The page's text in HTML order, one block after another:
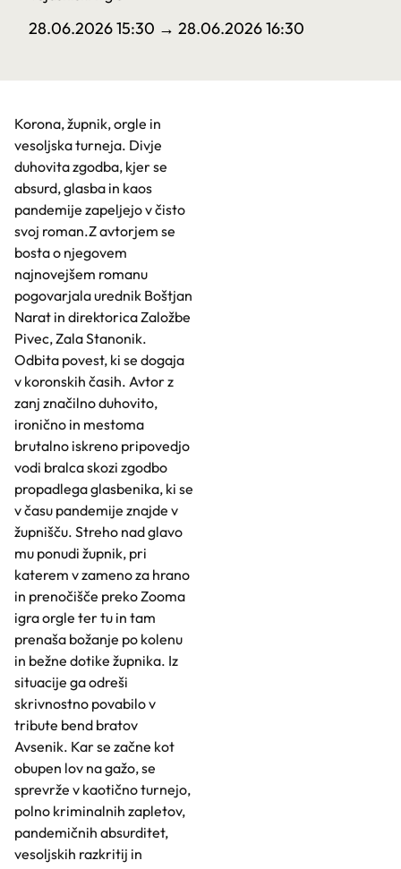
28.06.2026 15:30 → 28.06.2026 16:30
Korona, župnik, orgle in
vesoljska turneja. Divje
duhovita zgodba, kjer se
absurd, glasba in kaos
pandemije zapeljejo v čisto
svoj roman.Z avtorjem se
bosta o njegovem
najnovejšem romanu
pogovarjala urednik Boštjan
Narat in direktorica Založbe
Pivec, Zala Stanonik.
Odbita povest, ki se dogaja
v koronskih časih. Avtor z
zanj značilno duhovito,
ironično in mestoma
brutalno iskreno pripovedjo
vodi bralca skozi zgodbo
propadlega glasbenika, ki se
v času pandemije znajde v
župnišču. Streho nad glavo
mu ponudi župnik, pri
katerem v zameno za hrano
in prenočišče preko Zooma
igra orgle ter tu in tam
prenaša božanje po kolenu
in bežne dotike župnika. Iz
situacije ga odreši
skrivnostno povabilo v
tribute bend bratov
Avsenik. Kar se začne kot
obupen lov na gažo, se
sprevrže v kaotično turnejo,
polno kriminalnih zapletov,
pandemičnih absurditet,
vesoljskih razkritij in